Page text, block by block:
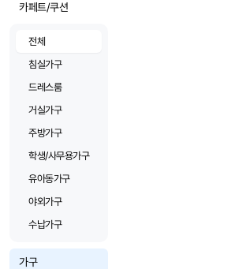
카페트/쿠션
전체
침실가구
드레스룸
거실가구
주방가구
학생/사무용가구
유아동가구
야외가구
수납가구
가구